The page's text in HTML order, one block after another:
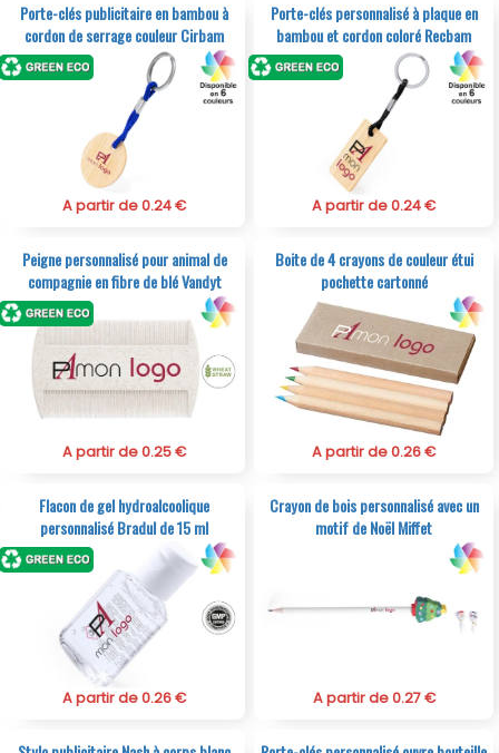
Porte-clés publicitaire en bambou à
cordon de serrage couleur Cirbam
A partir de 0.24 €
Porte-clés personnalisé à plaque en
bambou et cordon coloré Recbam
A partir de 0.24 €
Peigne personnalisé pour animal de
compagnie en fibre de blé Vandyt
A partir de 0.25 €
Boite de 4 crayons de couleur étui
pochette cartonné
A partir de 0.26 €
Flacon de gel hydroalcoolique
personnalisé Bradul de 15 ml
A partir de 0.26 €
Crayon de bois personnalisé avec un
motif de Noël Miffet
A partir de 0.27 €